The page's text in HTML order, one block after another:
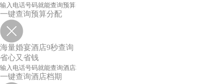
一键查询预算分配
海量婚宴酒店9秒查询
省心又省钱
一键查询酒店档期